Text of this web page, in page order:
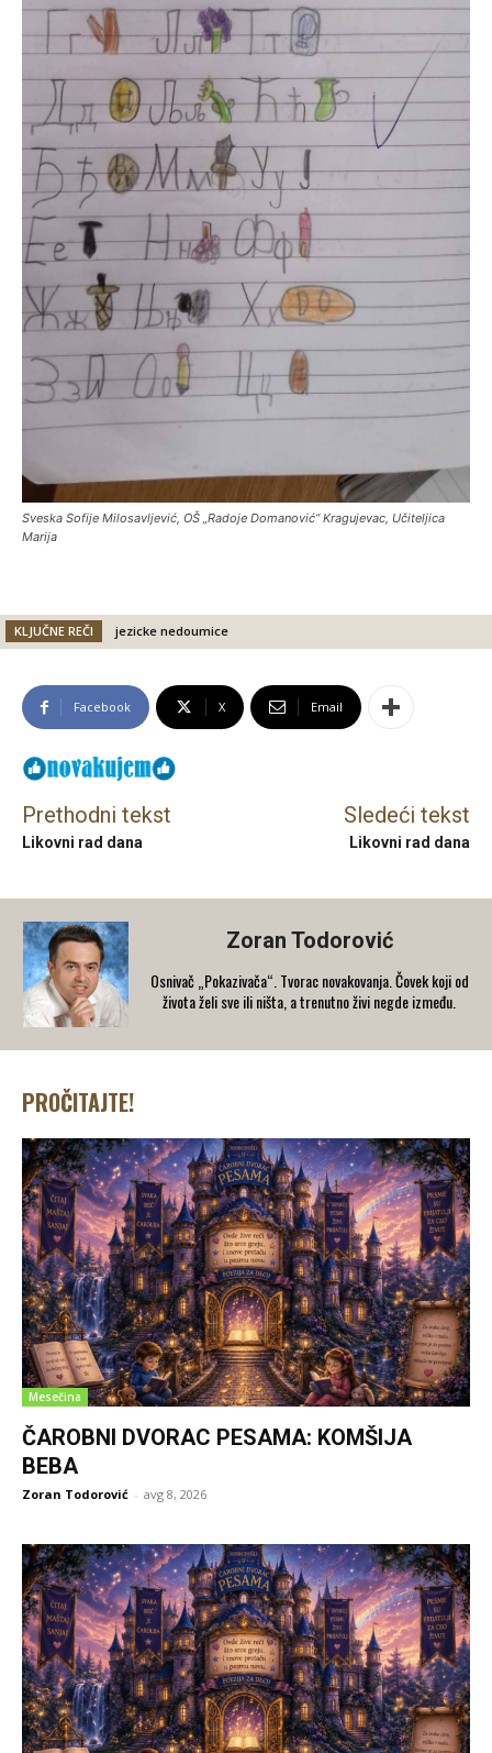
Sveska Sofije Milosavljević, OŠ „Radoje Domanović“ Kragujevac, Učiteljica
Marija
KLJUČNE REČI jezicke nedoumice
Facebook X Email
Prethodni tekst
Likovni rad dana
Sledeći tekst
Likovni rad dana
Zoran Todorović
Osnivač „Pokazivača“. Tvorac novakovanja. Čovek koji od
života želi sve ili ništa, a trenutno živi negde između.
PROČITAJTE!
Mesečina
ČAROBNI DVORAC PESAMA: KOMŠIJA
BEBA
Zoran Todorović - avg 8, 2026